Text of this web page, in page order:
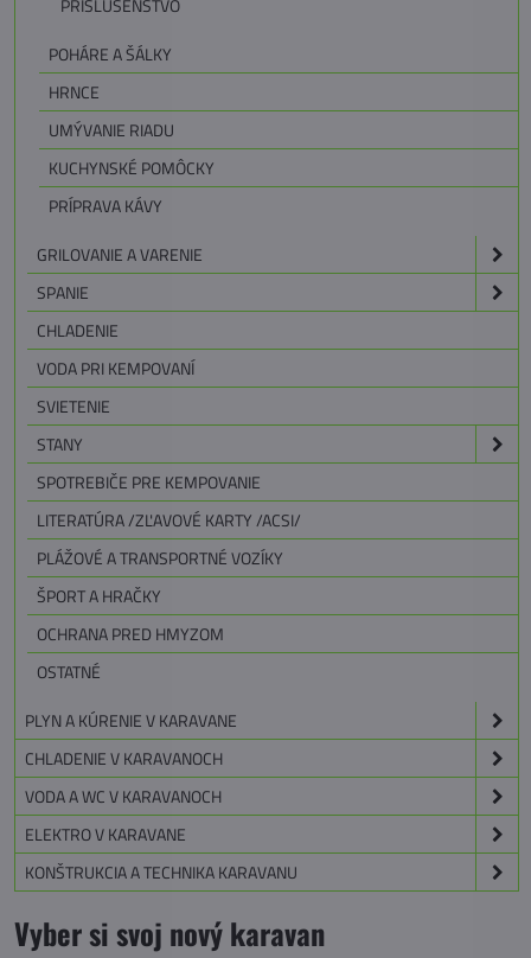
PRÍSLUŠENSTVO
POHÁRE A ŠÁLKY
HRNCE
UMÝVANIE RIADU
KUCHYNSKÉ POMÔCKY
PRÍPRAVA KÁVY
GRILOVANIE A VARENIE
SPANIE
CHLADENIE
VODA PRI KEMPOVANÍ
SVIETENIE
STANY
SPOTREBIČE PRE KEMPOVANIE
LITERATÚRA /ZĽAVOVÉ KARTY /ACSI/
PLÁŽOVÉ A TRANSPORTNÉ VOZÍKY
ŠPORT A HRAČKY
OCHRANA PRED HMYZOM
OSTATNÉ
PLYN A KÚRENIE V KARAVANE
CHLADENIE V KARAVANOCH
VODA A WC V KARAVANOCH
ELEKTRO V KARAVANE
KONŠTRUKCIA A TECHNIKA KARAVANU
Vyber si svoj nový karavan